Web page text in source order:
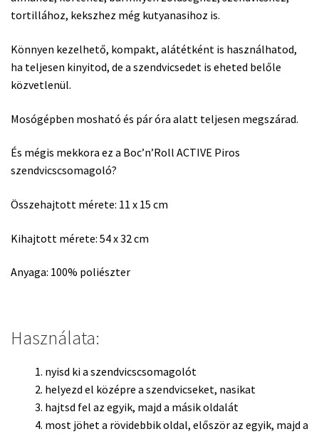
tortillához, kekszhez még kutyanasihoz is.
Könnyen kezelhető, kompakt, alátétként is használhatod,
ha teljesen kinyitod, de a szendvicsedet is eheted belőle
közvetlenül.
Mosógépben mosható és pár óra alatt teljesen megszárad.
És mégis mekkora ez a Boc’n’Roll ACTIVE Piros
szendvicscsomagoló?
Összehajtott mérete: 11 x 15 cm
Kihajtott mérete: 54 x 32 cm
Anyaga: 100% poliészter
Használata:
nyisd ki a szendvicscsomagolót
helyezd el középre a szendvicseket, nasikat
hajtsd fel az egyik, majd a másik oldalát
most jöhet a rövidebbik oldal, először az egyik, majd a